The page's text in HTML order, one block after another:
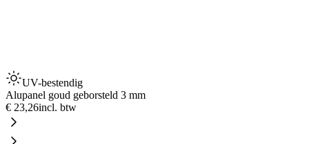
UV-bestendig
Alupanel goud geborsteld 3 mm
€ 23,26incl. btw